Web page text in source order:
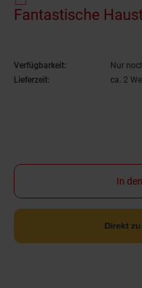
Fantastische
Verfügbarkeit:
Nur
Lieferzeit:
ca. 2
In